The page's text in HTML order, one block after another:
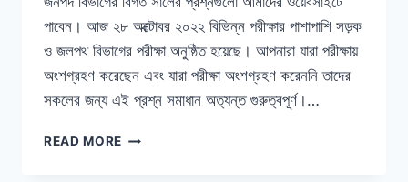
পাবেন। আজ ২৮ অক্টোবর ২০২২ বিভিন্ন পরীক্ষার পাশাপাশি সড়ক
ও জলপথ বিভাগের পরীক্ষা অনুষ্ঠিত হয়েছে। আপনারা যারা পরীক্ষায়
অংশগ্রহণ করেছেন এবং যারা পরীক্ষা অংশগ্রহণ করেননি তাদের
সকলের জন্য এই প্রশ্ন সমাধান অত্যন্ত গুরুত্বপূর্ণ।…
READ MORE সড়ক